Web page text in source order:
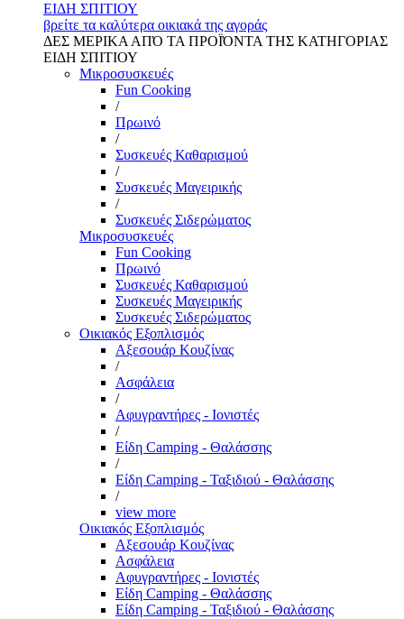
ΕΙΔΗ ΣΠΙΤΙΟΥ
βρείτε τα καλύτερα οικιακά της αγοράς
ΔΕΣ ΜΕΡΙΚΑ ΑΠΌ ΤΑ ΠΡΟΪΌΝΤΑ ΤΗΣ ΚΑΤΗΓΟΡΙΑΣ
ΕΙΔΗ ΣΠΙΤΙΟΥ
Μικροσυσκευές
Fun Cooking
/
Πρωινό
/
Συσκευές Καθαρισμού
/
Συσκευές Μαγειρικής
/
Συσκευές Σιδερώματος
Μικροσυσκευές
Fun Cooking
Πρωινό
Συσκευές Καθαρισμού
Συσκευές Μαγειρικής
Συσκευές Σιδερώματος
Οικιακός Εξοπλισμός
Αξεσουάρ Κουζίνας
/
Ασφάλεια
/
Αφυγραντήρες - Ιονιστές
/
Είδη Camping - Θαλάσσης
/
Είδη Camping - Ταξιδιού - Θαλάσσης
/
view more
Οικιακός Εξοπλισμός
Αξεσουάρ Κουζίνας
Ασφάλεια
Αφυγραντήρες - Ιονιστές
Είδη Camping - Θαλάσσης
Είδη Camping - Ταξιδιού - Θαλάσσης